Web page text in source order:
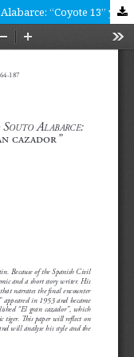
Dos cuentos de cacería de Arturo Souto Alabarce: “Coyote 13” y “El gran cazador”